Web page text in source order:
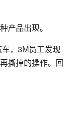
产品出现。
，3M员工发现
撕掉的操作。回